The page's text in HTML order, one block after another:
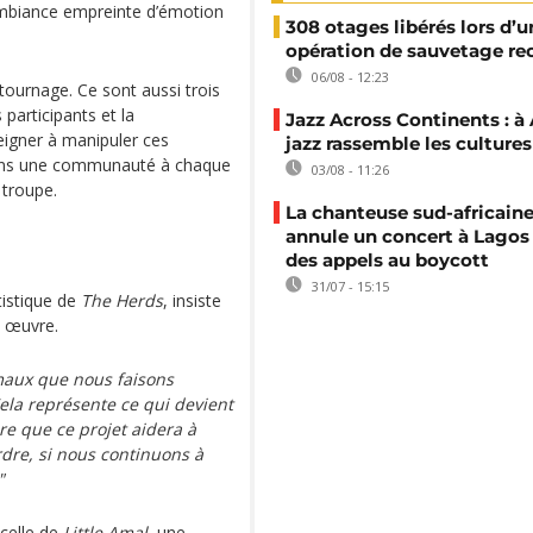
empreinte d’émotion
Ce sont aussi trois
et la
à manipuler ces
une communauté à chaque
de The Herds, insiste
œuvre.
que nous faisons
représente ce qui devient
que ce projet aidera à
si nous continuons à
308 otages libérés lors
opération de sauvetage
06/08 - 12:23
Jazz Across Continents : à
jazz rassemble les cultures
03/08 - 11:26
La chanteuse sud-
annule un concert à Lagos
des appels au boycott
31/07 - 15:15